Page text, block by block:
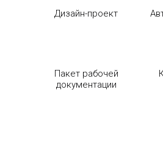
Дизайн-проект
Пакет рабочей
документации